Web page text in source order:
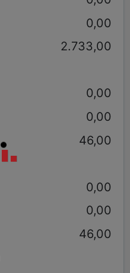
0,00
2.733,00
0,00
0,00
46,00
0,00
0,00
46,00